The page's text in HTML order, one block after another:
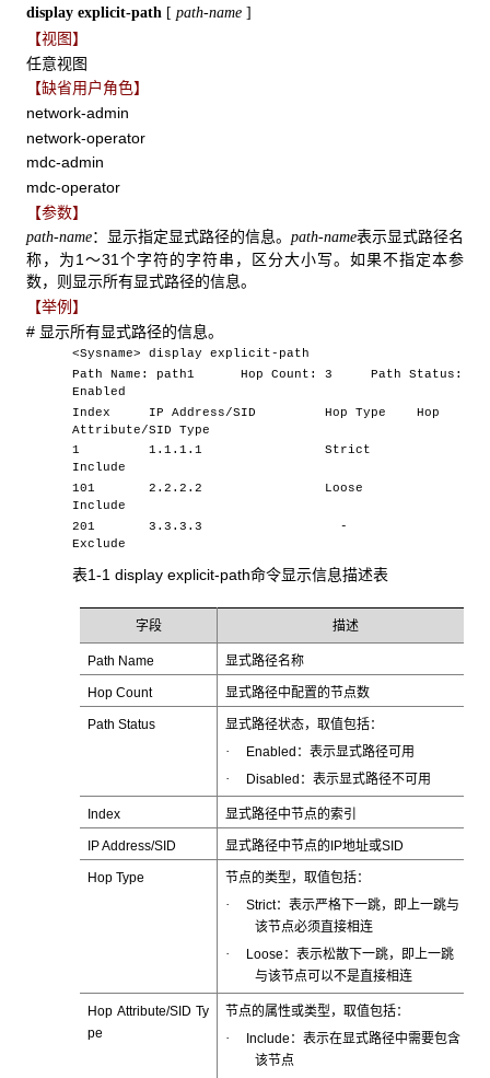
display explicit-path [ path-name ]
【视图】
任意视图
【缺省用户角色】
network-admin
network-operator
mdc-admin
mdc-operator
【参数】
path-name：显示指定显式路径的信息。 path-name表示显式路径名
称，为1～31个字符的字符串，区分大小写。如果不指定本参
数，则显示所有显式路径的信息。
【举例】
# 显示所有显式路径的信息。
<Sysname> display explicit-path
Path Name: path1 Hop Count: 3 Path Status:
Enabled
Index IP Address/SID Hop Type Hop
Attribute/SID Type
1 1.1.1.1 Strict
Include
101 2.2.2.2 Loose
Include
201 3.3.3.3 -
Exclude
表1-1 display explicit-path命令显示信息描述表
字段 描述
Path Name 显式路径名称
Hop Count 显式路径中配置的节点数
Path Status 显式路径状态，取值包括：
· Enabled：表示显式路径可用
· Disabled：表示显式路径不可用
Index 显式路径中节点的索引
IP Address/SID 显式路径中节点的IP地址或SID
Hop Type 节点的类型，取值包括：
· Strict：表示严格下一跳，即上一跳与
该节点必须直接相连
· Loose：表示松散下一跳，即上一跳
与该节点可以不是直接相连
Hop Attribute/SID Ty
pe
节点的属性或类型，取值包括：
· Include：表示在显式路径中需要包含
该节点